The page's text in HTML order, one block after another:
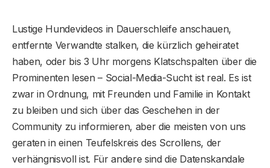
Lustige Hundevideos in Dauerschleife anschauen,
entfernte Verwandte stalken, die kürzlich geheiratet
haben, oder bis 3 Uhr morgens Klatschspalten über die
Prominenten lesen – Social-Media-Sucht ist real. Es ist
zwar in Ordnung, mit Freunden und Familie in Kontakt
zu bleiben und sich über das Geschehen in der
Community zu informieren, aber die meisten von uns
geraten in einen Teufelskreis des Scrollens, der
verhängnisvoll ist. Für andere sind die Datenskandale